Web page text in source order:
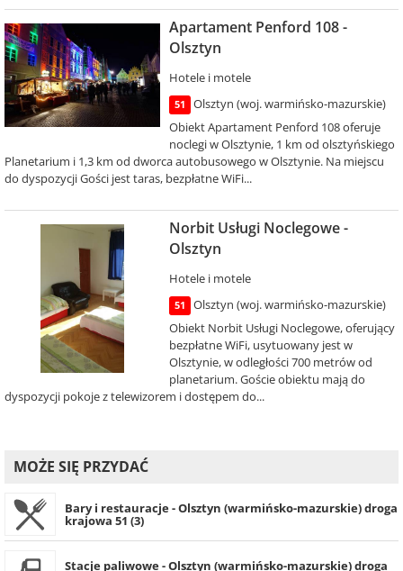
Apartament Penford 108 -
Olsztyn
Hotele i motele
51
Olsztyn (woj. warmińsko-mazurskie)
Obiekt Apartament Penford 108 oferuje
noclegi w Olsztynie, 1 km od olsztyńskiego
Planetarium i 1,3 km od dworca autobusowego w Olsztynie. Na miejscu
do dyspozycji Gości jest taras, bezpłatne WiFi...
Norbit Usługi Noclegowe -
Olsztyn
Hotele i motele
51
Olsztyn (woj. warmińsko-mazurskie)
Obiekt Norbit Usługi Noclegowe, oferujący
bezpłatne WiFi, usytuowany jest w
Olsztynie, w odległości 700 metrów od
planetarium. Goście obiektu mają do
dyspozycji pokoje z telewizorem i dostępem do...
MOŻE SIĘ PRZYDAĆ
Bary i restauracje - Olsztyn (warmińsko-mazurskie) droga
krajowa 51 (3)
Stacje paliwowe - Olsztyn (warmińsko-mazurskie) droga